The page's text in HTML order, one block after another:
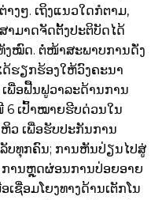
ງໆ. ເຖິງແນວໃດກໍຕາມ,
າມາດຈັດຕັ້ງປະຕິບັດໄດ້
ງໝົດ. ຕໍ່ໜ້າສະພາບການດັ່ງ
ດ້ຮຽກຮ້ອງໃຫ້ວົງຄະນາ
ພື່ອຟື້ນຟູວາລະດ້ານການ
6 ເປົ້າໝາຍຮີບດ່ວນໃນ
ວ ເພື່ອຮັບປະກັນການ
ລັບທຸກຄົນ; ການຫັນປ່ຽນໄປສູ່
ານຫຼຸດຜ່ອນການປ່ອຍອາຍ
ຊື່ອມໂຍງທາງດ້ານເຕັກໂນ